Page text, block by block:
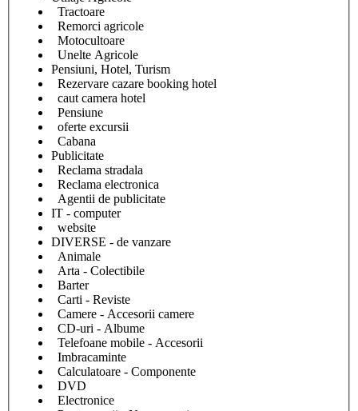
Tractoare
Remorci agricole
Motocultoare
Unelte Agricole
Pensiuni, Hotel, Turism
Rezervare cazare booking hotel
caut camera hotel
Pensiune
oferte excursii
Cabana
Publicitate
Reclama stradala
Reclama electronica
Agentii de publicitate
IT - computer
website
DIVERSE - de vanzare
Animale
Arta - Colectibile
Barter
Carti - Reviste
Camere - Accesorii camere
CD-uri - Albume
Telefoane mobile - Accesorii
Imbracaminte
Calculatoare - Componente
DVD
Electronice